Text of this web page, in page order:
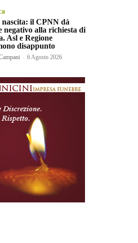
nascita: il CPNN dà
negativo alla richiesta di
Asl e Regione
disappunto
- 6 Agosto 2026